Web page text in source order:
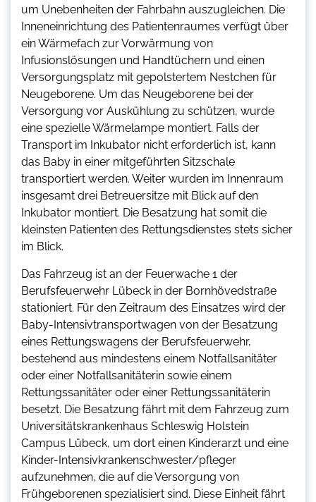
um Unebenheiten der Fahrbahn auszugleichen. Die
Inneneinrichtung des Patientenraumes verfügt über
ein Wärmefach zur Vorwärmung von
Infusionslösungen und Handtüchern und einen
Versorgungsplatz mit gepolstertem Nestchen für
Neugeborene. Um das Neugeborene bei der
Versorgung vor Auskühlung zu schützen, wurde
eine spezielle Wärmelampe montiert. Falls der
Transport im Inkubator nicht erforderlich ist, kann
das Baby in einer mitgeführten Sitzschale
transportiert werden. Weiter wurden im Innenraum
insgesamt drei Betreuersitze mit Blick auf den
Inkubator montiert. Die Besatzung hat somit die
kleinsten Patienten des Rettungsdienstes stets sicher
im Blick.
Das Fahrzeug ist an der Feuerwache 1 der
Berufsfeuerwehr Lübeck in der Bornhövedstraße
stationiert. Für den Zeitraum des Einsatzes wird der
Baby-Intensivtransportwagen von der Besatzung
eines Rettungswagens der Berufsfeuerwehr,
bestehend aus mindestens einem Notfallsanitäter
oder einer Notfallsanitäterin sowie einem
Rettungssanitäter oder einer Rettungssanitäterin
besetzt. Die Besatzung fährt mit dem Fahrzeug zum
Universitätskrankenhaus Schleswig Holstein
Campus Lübeck, um dort einen Kinderarzt und eine
Kinder-Intensivkrankenschwester/pfleger
aufzunehmen, die auf die Versorgung von
Frühgeborenen spezialisiert sind. Diese Einheit fährt